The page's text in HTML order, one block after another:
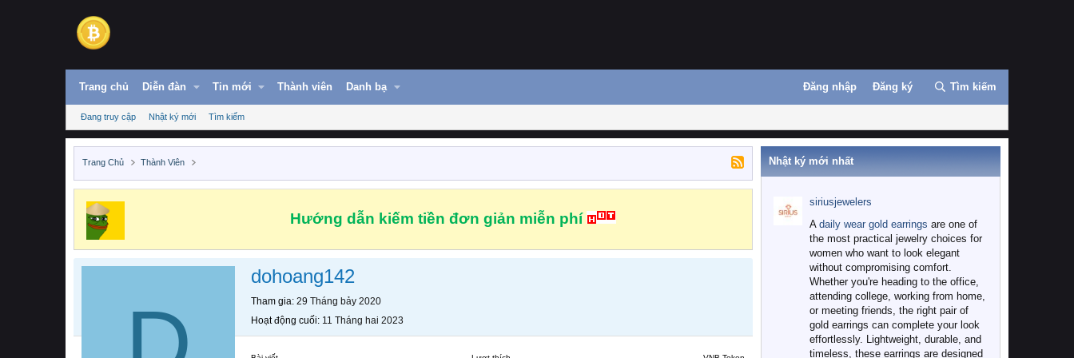
Trang chủ Diễn đàn Tin mới Thành viên Danh bạ Đăng nhập Đăng ký Tìm kiếm
Đang truy cập Nhật ký mới Tìm kiếm
Trang Chủ Thành Viên
Hướng dẫn kiếm tiền đơn giản miễn phí
dohoang142
Tham gia 29 Tháng bảy 2020
Hoạt động cuối 11 Tháng hai 2023
Nhật ký mới nhất
siriusjewelers
A daily wear gold earrings are one of
the most practical jewelry choices for
women who want to look elegant
without compromising comfort.
Whether you're heading to the office,
attending college, working from home,
or meeting friends, the right pair of
gold earrings can complete your look
effortlessly. Lightweight, durable, and
timeless, these earrings are designed